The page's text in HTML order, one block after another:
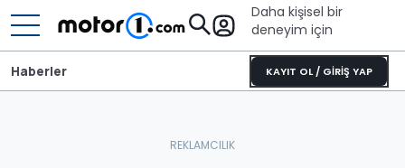
Daha kişisel bir
deneyim için
KAYIT OL / GİRİŞ YAP
Haberler